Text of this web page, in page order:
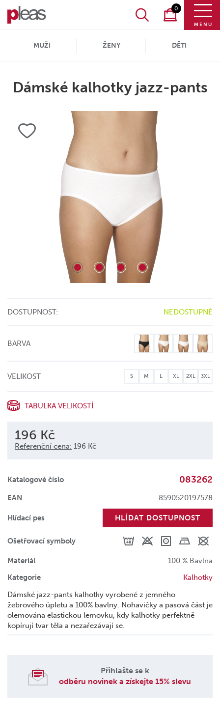
0
MENU
MUŽI ŽENY DĚTI
Dámské kalhotky jazz-pants
DOSTUPNOST: NEDOSTUPNÉ
BARVA
VELIKOST S M L XL 2XL 3XL
TABULKA VELIKOSTÍ
196 Kč
Referenční cena: 196 Kč
Katalogové číslo 083262
EAN 8590520197578
Hlídací pes HLÍDAT DOSTUPNOST
Ošetřovací symboly
Materiál
100 % Bavlna
Kategorie
Kalhotky
Dámské jazz-pants kalhotky vyrobené z jemného
žebrového úpletu a 100% bavlny. Nohavičky a pasová část je
olemována elastickou lemovku, kdy kalhotky perfektně
kopírují tvar těla a nezařezávají se.
Přihlašte se k
odběru novinek a získejte 15% slevu